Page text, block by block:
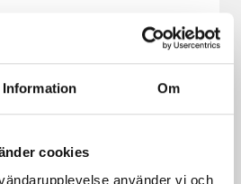
Information Om
cookies
använder vi och
Pressverktyg DT-DTM-DTP
HDT-48-00